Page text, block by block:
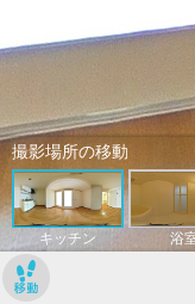
撮影場所の移動
キッチン 浴